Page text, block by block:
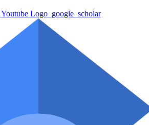
Youtube Logo_google_scholar